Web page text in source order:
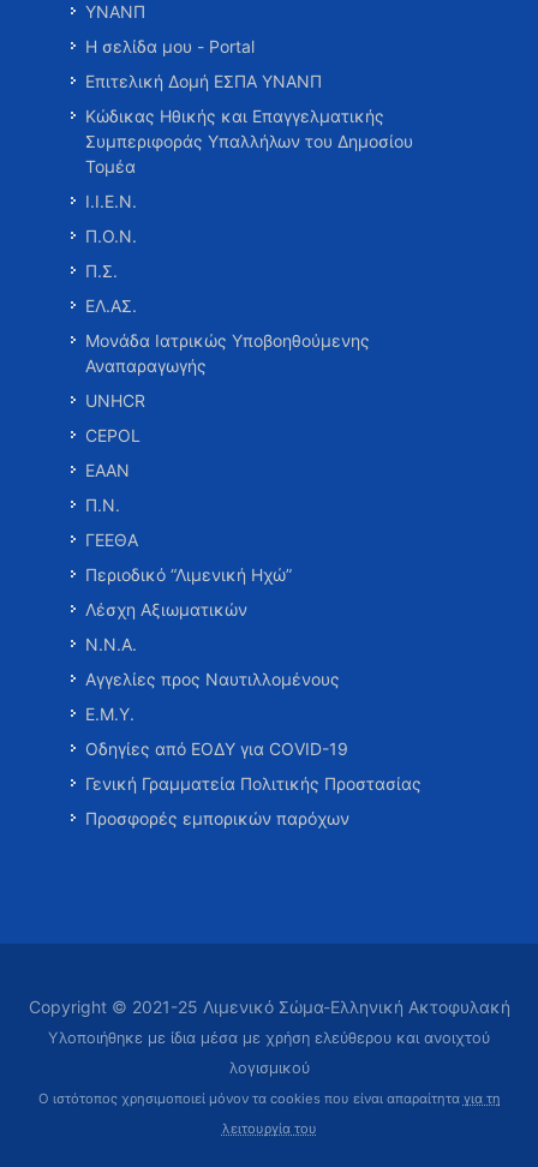
ΥΝΑΝΠ
Η σελίδα μου - Portal
Επιτελική Δομή ΕΣΠΑ ΥΝΑΝΠ
Κώδικας Ηθικής και Επαγγελματικής
Συμπεριφοράς Υπαλλήλων του Δημοσίου
Τομέα
Ι.Ι.Ε.Ν.
Π.Ο.Ν.
Π.Σ.
ΕΛ.ΑΣ.
Μονάδα Ιατρικώς Υποβοηθούμενης
Αναπαραγωγής
UNHCR
CEPOL
ΕΑΑΝ
Π.Ν.
ΓΕΕΘΑ
Περιοδικό “Λιμενική Ηχώ”
Λέσχη Αξιωματικών
Ν.Ν.Α.
Αγγελίες προς Ναυτιλλομένους
Ε.Μ.Υ.
Οδηγίες από ΕΟΔΥ για COVID-19
Γενική Γραμματεία Πολιτικής Προστασίας
Προσφορές εμπορικών παρόχων
Copyright © 2021-25 Λιμενικό Σώμα-Ελληνική Ακτοφυλακή
Υλοποιήθηκε με ίδια μέσα με χρήση ελεύθερου και ανοιχτού
λογισμικού
Ο ιστότοπος χρησιμοποιεί μόνον τα cookies που είναι απαραίτητα για τη
λειτουργία του